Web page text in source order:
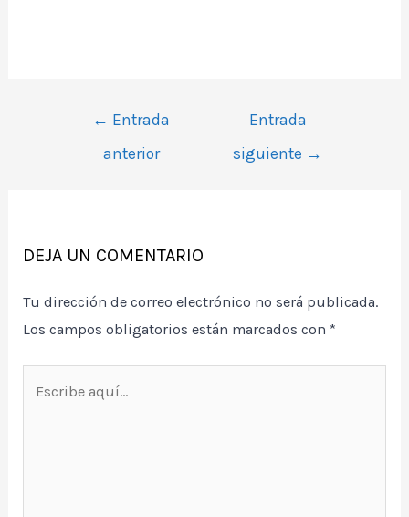
Navegación
← Entrada
anterior
Entrada
siguiente →
DEJA UN COMENTARIO
Tu dirección de correo electrónico no será publicada.
Los campos obligatorios están marcados con *